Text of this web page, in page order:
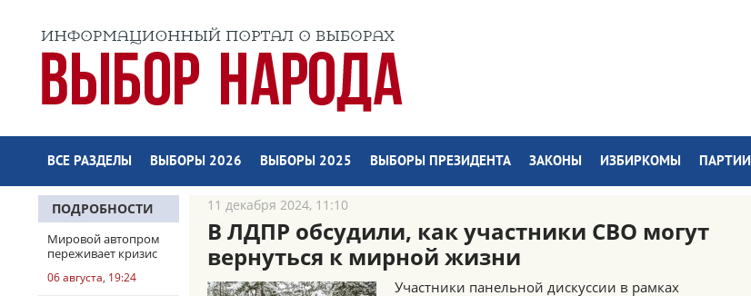
ВСЕ РАЗДЕЛЫ ВЫБОРЫ 2026 ВЫБОРЫ 2025 ВЫБОРЫ ПРЕЗИДЕНТА ЗАКОНЫ ИЗБИРКОМЫ ПАРТИИ
ПОДРОБНОСТИ
Мировой автопром
переживает кризис
06 августа, 19:24
11 декабря 2024, 11:10
В ЛДПР обсудили, как участники СВО могут
вернуться к мирной жизни
Участники панельной дискуссии в рамках